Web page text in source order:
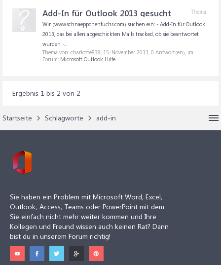
Thema
Add-In für Outlook 2013 gesucht
Wir (www.schnaeppchenfuchs.com) suchen ein: - Add-In für Outlook
2013, das bei allen abgeschickten Mails tracked, ob sie beantwortet
wurden -...
Thema von: charlotte838, 15. November 2013, 0 Antwort(en), im
Forum: Microsoft Outlook Hilfe
Ergebnis 1 bis 2 von 2
Startseite Schlagworte add-in
Sie haben ein Problem mit Microsoft Word, Excel,
Outlook, Access, Teams oder PowerPoint mit dem
Sie einfach nicht mehr weiter kommen und Ihre
Kollegen und Freund wissen auch keinen Rat? Dann
bist du in unserem Forum richtig!